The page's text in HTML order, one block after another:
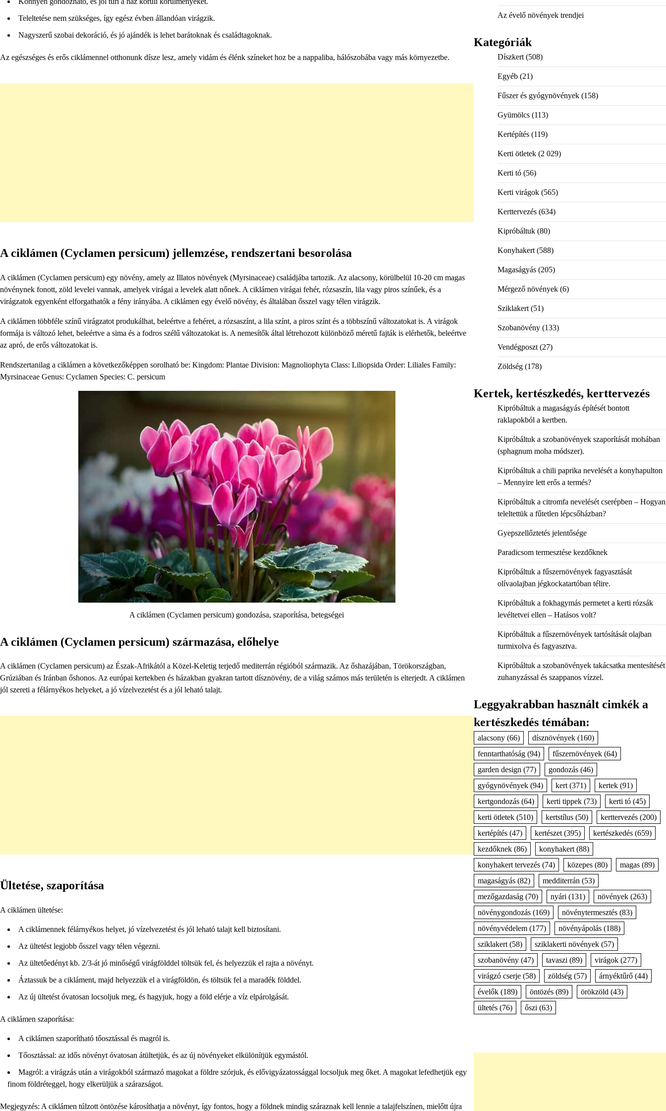
Teleltetése nem szükséges, így egész évben állandóan virágzik.
Nagyszerű szobai dekoráció, és jó ajándék is lehet barátoknak és családtagoknak.
Az egészséges és erős ciklámennel otthonunk dísze lesz, amely vidám és élénk színeket hoz be a nappaliba, hálószobába vagy más környezetbe.
A ciklámen (Cyclamen persicum) jellemzése, rendszertani besorolása
A ciklámen (Cyclamen persicum) egy növény, amely az Illatos növények (Myrsinaceae) családjába tartozik. Az alacsony, körülbelül 10-20 cm magas
növénynek fonott, zöld levelei vannak, amelyek virágai a levelek alatt nőnek. A ciklámen virágai fehér, rózsaszín, lila vagy piros színűek, és a
virágzatok egyenként elforgathatók a fény irányába. A ciklámen egy évelő növény, és általában ősszel vagy télen virágzik.
A ciklámen többféle színű virágzatot produkálhat, beleértve a fehéret, a rózsaszínt, a lila színt, a piros színt és a többszínű változatokat is. A virágok
formája is változó lehet, beleértve a sima és a fodros szélű változatokat is. A nemesítők által létrehozott különböző méretű fajták is elérhetők, beleértve
az apró, de erős változatokat is.
Rendszertanilag a ciklámen a következőképpen sorolható be: Kingdom: Plantae Division: Magnoliophyta Class: Liliopsida Order: Liliales Family:
Myrsinaceae Genus: Cyclamen Species: C. persicum
A ciklámen (Cyclamen persicum) gondozása, szaporítása, betegségei
A ciklámen (Cyclamen persicum) származása, előhelye
A ciklámen (Cyclamen persicum) az Észak-Afrikától a Közel-Keletig terjedő mediterrán régióból származik. Az őshazájában, Törökországban,
Grúziában és Iránban őshonos. Az európai kertekben és házakban gyakran tartott dísznövény, de a világ számos más területén is elterjedt. A ciklámen
jól szereti a félárnyékos helyeket, a jó vízelvezetést és a jól leható talajt.
Ültetése, szaporítása
A ciklámen ültetése:
A ciklámennek félárnyékos helyet, jó vízelvezetést és jól leható talajt kell biztosítani.
Az ültetést legjobb ősszel vagy télen végezni.
Az ültetőedényt kb. 2/3-át jó minőségű virágfölddel töltsük fel, és helyezzük el rajta a növényt.
Áztassuk be a cikláment, majd helyezzük el a virágföldön, és töltsük fel a maradék földdel.
Az új ültetést óvatosan locsoljuk meg, és hagyjuk, hogy a föld elérje a víz elpárolgását.
A ciklámen szaporítása:
A ciklámen szaporítható tőosztással és magról is.
Tőosztással: az idős növényt óvatosan átültetjük, és az új növényeket elkülönítjük egymástól.
Magról: a virágzás után a virágokból származó magokat a földre szórjuk, és elővigyázatossággal locsoljuk meg őket. A magokat lefedhetjük egy
finom földréteggel, hogy elkerüljük a szárazságot.
Megjegyzés: A ciklámen túlzott öntözése károsíthatja a növényt, így fontos, hogy a földnek mindig száraznak kell lennie a talajfelszínen, mielőtt újra
Az évelő növények trendjei
Kategóriák
Díszkert(508)
Egyéb(21)
Fűszer és gyógynövények(158)
Gyümölcs(113)
Kertépítés(119)
Kerti ötletek(2 029)
Kerti tó(56)
Kerti virágok(565)
Kerttervezés(634)
Kipróbáltuk(80)
Konyhakert(588)
Magaságyás(205)
Mérgező növények(6)
Sziklakert(51)
Szobanövény(133)
Vendégposzt(27)
Zöldség(178)
Kertek, kertészkedés, kerttervezés
Kipróbáltuk a magaságyás építését bontott
raklapokból a kertben.
Kipróbáltuk a szobanövények szaporítását mohában
(sphagnum moha módszer).
Kipróbáltuk a chili paprika nevelését a konyhapulton
– Mennyire lett erős a termés?
Kipróbáltuk a citromfa nevelését cserépben – Hogyan
teleltettük a fűtetlen lépcsőházban?
Gyepszellőztetés jelentősége
Paradicsom termesztése kezdőknek
Kipróbáltuk a fűszernövények fagyasztását
olívaolajban jégkockatartóban télire.
Kipróbáltuk a fokhagymás permetet a kerti rózsák
levéltetvei ellen – Hatásos volt?
Kipróbáltuk a fűszernövények tartósítását olajban
turmixolva és fagyasztva.
Kipróbáltuk a szobanövények takácsatka mentesítését
zuhanyzással és szappanos vízzel.
Leggyakrabban használt cimkék a
kertészkedés témában:
alacsony(66) dísznövények(160)
fenntarthatóság(94) fűszernövények(64)
garden design (77) gondozás(46)
gyógynövények(94) kert(371) kertek(91)
kertgondozás(64) kerti tippek(73) kerti tó(45)
kerti ötletek(510) kertstílus(50) kerttervezés(200)
kertépítés(47) kertészet(395) kertészkedés(659)
kezdőknek(86) konyhakert(88)
konyhakert tervezés(74) közepes(80) magas(89)
magaságyás(82) medditerrán (53)
mezőgazdaság(70) nyári (131) növények(263)
növénygondozás(169) növénytermesztés(83)
növényvédelem(177) növényápolás(188)
sziklakert(58) sziklakerti növények(57)
szobanövény(47) tavaszi (89) virágok(277)
virágzó cserje(58) zöldség(57) árnyéktűrő(44)
évelők(189) öntözés(89) örökzöld (43)
ültetés(76) őszi (63)